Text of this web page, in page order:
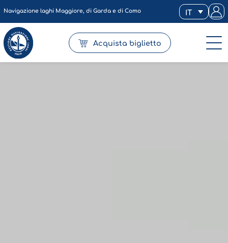
Navigazione laghi Maggiore, di Garda e di Como IT
Acquista biglietto